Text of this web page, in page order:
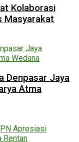
Kolaborasi
Masyarakat
Denpasar Jaya
Atma